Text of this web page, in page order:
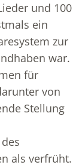
und 100
ein
zur
war.
für
von
Stellung
als verfrüht.